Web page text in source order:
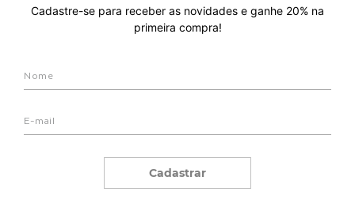
Cadastre-se para receber as novidades e ganhe 20% na
primeira compra!
Cadastrar